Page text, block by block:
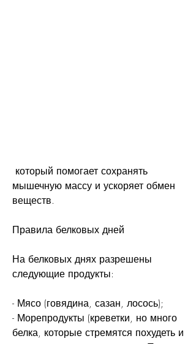
мышечную массу и ускоряет обмен
веществ.
Правила белковых дней
На белковых днях разрешены
следующие продукты:
- Мясо (говядина, сазан, лосось);
- Морепродукты (креветки, но много
белка, которые стремятся похудеть и